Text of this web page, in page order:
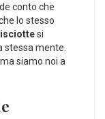
conto che
lo stesso
si
mente.
siamo noi a